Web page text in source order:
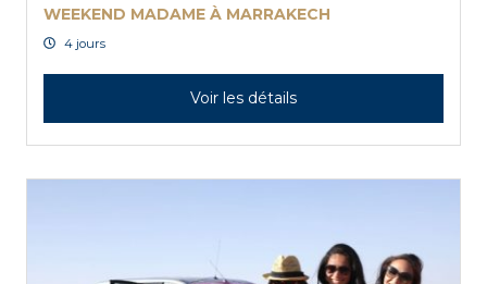
WEEKEND MADAME À MARRAKECH
4 jours
Voir les détails